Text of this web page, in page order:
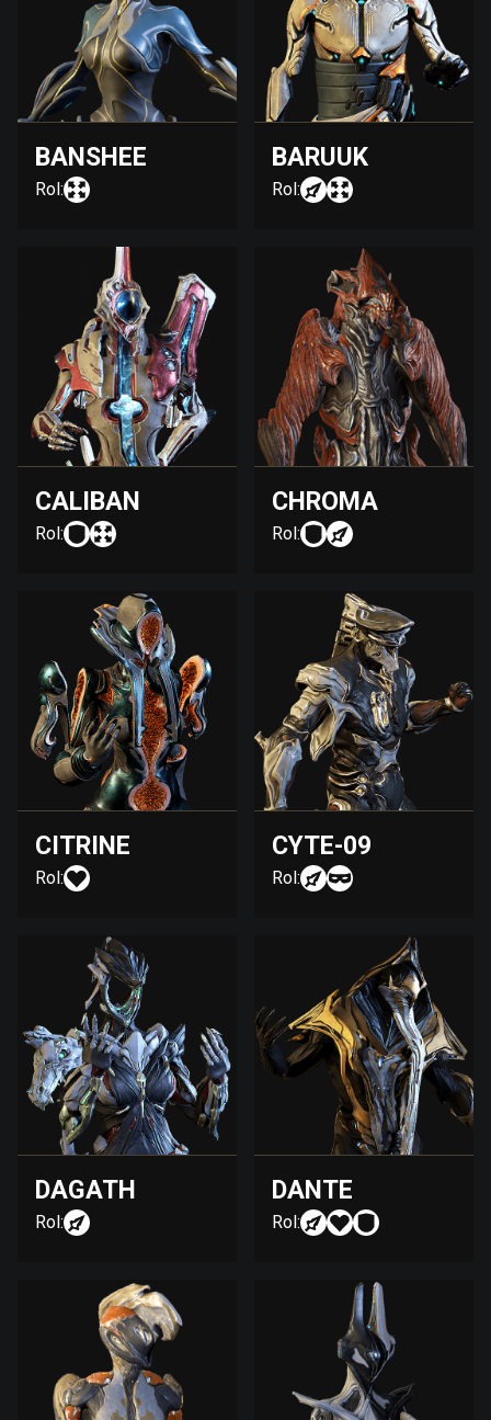
BANSHEE
Rol:
BARUUK
Rol:
CALIBAN
Rol:
CHROMA
Rol:
CITRINE
Rol:
CYTE-09
Rol:
DAGATH
Rol:
DANTE
Rol: